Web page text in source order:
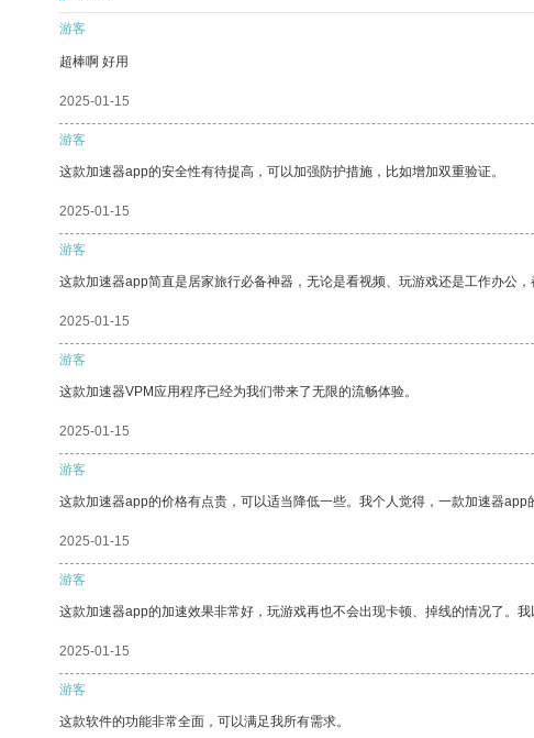
游客
超棒啊 好用
2025-01-15
游客
这款加速器app的安全性有待提高，可以加强防护措施，比如增加双重验证。
2025-01-15
游客
这款加速器app简直是居家旅行必备神器，无论是看视频、玩游戏还是工作办公
2025-01-15
游客
这款加速器VPM应用程序已经为我们带来了无限的流畅体验。
2025-01-15
游客
这款加速器app的价格有点贵，可以适当降低一些。我个人觉得，一款加速器app
2025-01-15
游客
这款加速器app的加速效果非常好，玩游戏再也不会出现卡顿、掉线的情况了。
2025-01-15
游客
这款软件的功能非常全面，可以满足我所有需求。